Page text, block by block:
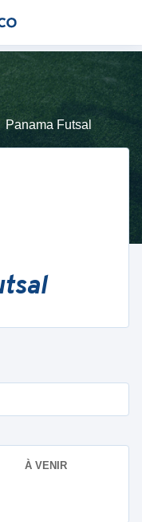
Panama Futsal
À VENIR